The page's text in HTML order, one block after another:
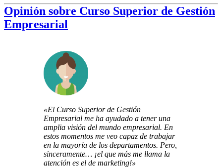
Opinión sobre Curso Superior de Gestión
Empresarial
«El Curso Superior de Gestión
Empresarial me ha ayudado a tener una
amplia visión del mundo empresarial. En
estos momentos me veo capaz de trabajar
en la mayoría de los departamentos. Pero,
sinceramente… ¡el que más me llama la
atención es el de marketing!»